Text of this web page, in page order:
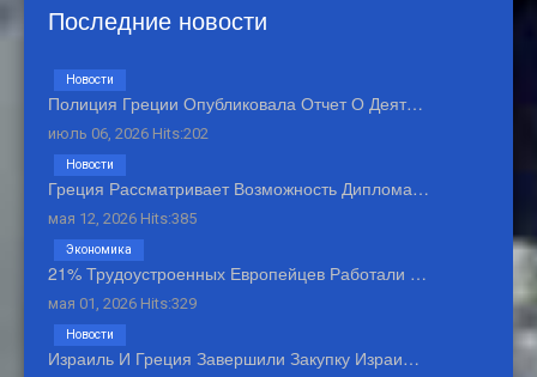
Последние новости
Полиция Греции Опубликовала Отчет О Деят…
июль 06, 2026 Hits:202
Новости
Греция Рассматривает Возможность Диплома…
мая 12, 2026 Hits:385
Новости
21% Трудоустроенных Европейцев Работали …
мая 01, 2026 Hits:329
Экономика
Израиль И Греция Завершили Закупку Израи…
Новости